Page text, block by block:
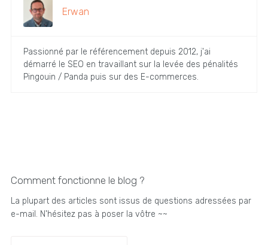
Erwan
Passionné par le référencement depuis 2012, j'ai
démarré le SEO en travaillant sur la levée des pénalités
Pingouin / Panda puis sur des E-commerces.
Comment fonctionne le blog ?
La plupart des articles sont issus de questions adressées par
e-mail. N'hésitez pas à poser la vôtre ~~